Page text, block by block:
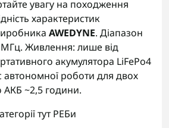
увагу на походження
характеристик
AWEDYNE. Діапазон
Живлення: лише від
акумулятора LiFePo4
автономної роботи для двох
АКБ ~2,5 години.
тутРЕБи